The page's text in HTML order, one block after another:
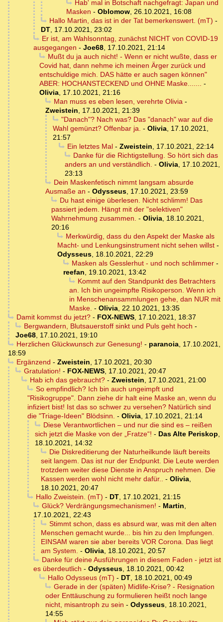
Hab' mal in Botschaft nachgefragt: Japan und
Masken - Oblomow, 26.10.2021, 16:08
Hallo Martin, das ist in der Tat bemerkenswert. (mT) -
DT, 17.10.2021, 23:02
Er ist, am Wahlsonntag, zunächst NICHT von COVID-19
ausgegangen - Joe68, 17.10.2021, 21:14
Mußt du ja auch nicht! - Wenn er nicht wußte, dass er
Covid hat, dann nehme ich meinen Ärger zurück und
entschuldige mich. DAS hätte er auch sagen können"
ABER: HOCHANSTECKEND und OHNE Maske....... -
Olivia, 17.10.2021, 21:16
Man muss es eben lesen, verehrte Olivia-
Zweistein, 17.10.2021, 21:39
"Danach"? Nach was? Das "danach" war auf die
Wahl gemünzt? Offenbar ja. - Olivia, 17.10.2021,
21:57
Ein letztes Mal- Zweistein, 17.10.2021, 22:14
Danke für die Richtigstellung. So hört sich das
anders an und verständlich. - Olivia, 17.10.2021,
23:13
Dein Maskenfetisch nimmt langsam absurde
Ausmaße an - Odysseus, 17.10.2021, 23:59
Du hast einige überlesen. Nicht schlimm! Das
passiert jedem. Hängt mit der "selektiven"
Wahrnehmung zusammen. - Olivia, 18.10.2021,
20:16
Merkwürdig, dass du den Aspekt der Maske als
Macht- und Lenkungsinstrument nicht sehen willst -
Odysseus, 18.10.2021, 22:29
Masken als Gesslerhut - und noch schlimmer-
reefan, 19.10.2021, 13:42
Kommt auf den Standpunkt des Betrachters
an. Ich bin ungeimpfte Risikoperson. Wenn ich
in Menschenansammlungen gehe, dan NUR mit
Maske. - Olivia, 22.10.2021, 13:35
Damit kommst du jetzt?- FOX-NEWS, 17.10.2021, 18:37
Bergwandern, Blutsauerstoff sinkt und Puls geht hoch -
Joe68, 17.10.2021, 19:10
Herzlichen Glückwunsch zur Genesung! - paranoia, 17.10.2021,
18:59
Ergänzend - Zweistein, 17.10.2021, 20:30
Gratulation! - FOX-NEWS, 17.10.2021, 20:47
Hab ich das gebraucht?- Zweistein, 17.10.2021, 21:00
So empfindlich? Ich bin auch ungeimpft und
"Risikogruppe". Dann ziehe dir halt eine Maske an, wenn du
infiziert bist! Ist das so schwer zu versehen? Natürlich sind
die "Triage-Ideen" Blödsinn. - Olivia, 17.10.2021, 21:14
Diese Verantwortlichen – und nur die sind es – reißen
sich jetzt die Maske von der „Fratze“! - Das Alte Periskop,
18.10.2021, 14:32
Die Diskreditierung der Naturheilkunde läuft bereits
seit langem. Das ist nur der Endpunkt. Die Leute werden
trotzdem weiter diese Dienste in Anspruch nehmen. Die
Kassen werden wohl nicht mehr dafür.. - Olivia,
18.10.2021, 20:47
Hallo Zweistein. (mT) - DT, 17.10.2021, 21:15
Glück? Verdrängungsmechanismen! - Martin,
17.10.2021, 22:43
Stimmt schon, dass es absurd war, was mit den alten
Menschen gemacht wurde... bis hin zu den Impfungen.
EINSAM waren sie aber bereits VOR Corona. Das liegt
am System. - Olivia, 18.10.2021, 20:57
Danke für deine Ausführungen in diesem Faden - jetzt ist
es überdeutlich - Odysseus, 18.10.2021, 00:42
Hallo Odysseus (mT) - DT, 18.10.2021, 00:49
Gerade in der (späten) Midlife-Krise? - Resignation
oder Enttäuschung zu formulieren heißt noch lange
nicht, misantroph zu sein - Odysseus, 18.10.2021,
14:55